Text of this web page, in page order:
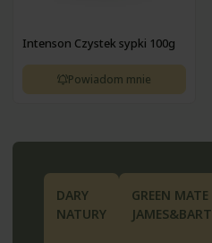
Intenson Czystek sypki 100g
Powiadom mnie
DARY
NATURY
GREEN MATE
JAMES&BART